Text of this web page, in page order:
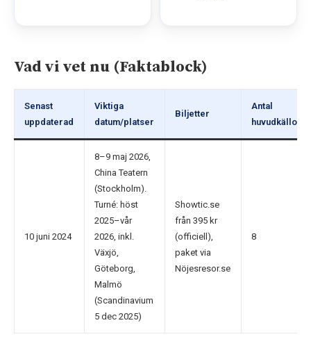
Vad vi vet nu (Faktablock)
Senast
uppdaterad
Viktiga
datum/platser
Biljetter
Antal
huvudkällor
10 juni 2024
8–9 maj 2026,
China Teatern
(Stockholm).
Turné: höst
2025–vår
2026, inkl.
Växjö,
Göteborg,
Malmö
(Scandinavium
5 dec 2025)
Showtic.se
från 395 kr
(officiell),
paket via
Nöjesresor.se
8